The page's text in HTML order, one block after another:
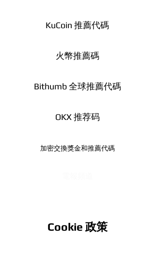
KuCoin 推薦代碼
火幣推薦碼
Bithumb 全球推薦代碼
OKX 推荐码
加密交換獎金和推薦代碼
Cookie 政策